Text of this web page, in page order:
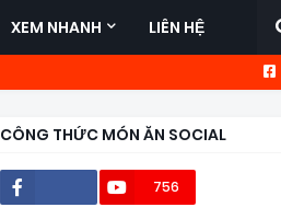
XEM NHANH LIÊN HỆ
CÔNG THỨC MÓN ĂN SOCIAL
756